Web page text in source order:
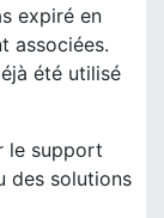
expiré en
associées.
été utilisé
le support
des solutions